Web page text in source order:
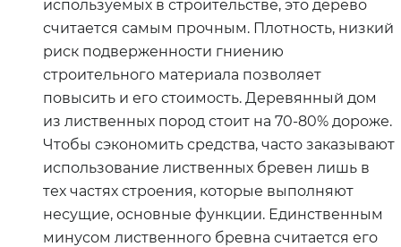
используемых в строительстве, это дерево
считается самым прочным. Плотность, низкий
риск подверженности гниению
строительного материала позволяет
повысить и его стоимость. Деревянный дом
из лиственных пород стоит на 70-80% дороже.
Чтобы сэкономить средства, часто заказывают
использование лиственных бревен лишь в
тех частях строения, которые выполняют
несущие, основные функции. Единственным
минусом лиственного бревна считается его